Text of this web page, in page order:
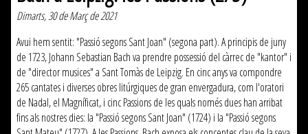
Dimarts, 30 de Març de 2021
Avui hem sentit: "Passió segons Sant Joan" (segona part). A principis de juny
de 1723, Johann Sebastian Bach va prendre possessió del càrrec de "kantor" i
de "director musices" a Sant Tomàs de Leipzig. En cinc anys va compondre
265 cantates i diverses obres litúrgiques de gran envergadura, com l'oratori
de Nadal, el Magníficat, i cinc Passions de les quals només dues han arribat
fins als nostres dies: la "Passió segons Sant Joan" (1724) i la "Passió segons